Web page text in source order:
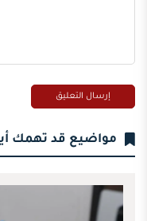
مواضيع قد تهمك